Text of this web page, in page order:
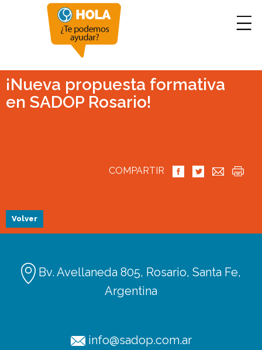
¡Nueva propuesta formativa
en SADOP Rosario!
COMPARTIR
Volver
Bv. Avellaneda 805, Rosario, Santa Fe,
Argentina
info@sadop.com.ar